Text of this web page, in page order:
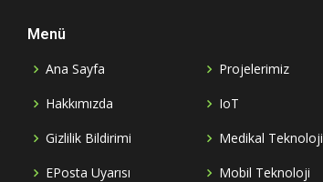
Menü
Ana Sayfa
Hakkımızda
Gizlilik Bildirimi
EPosta Uyarısı
Projelerimiz
IoT
Medikal Teknoloji
Mobil Teknoloji